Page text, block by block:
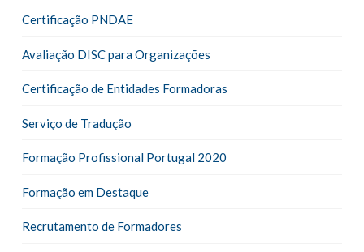
Certificação PNDAE
Avaliação DISC para Organizações
Certificação de Entidades Formadoras
Serviço de Tradução
Formação Profissional Portugal 2020
Formação em Destaque
Recrutamento de Formadores